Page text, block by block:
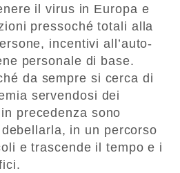
il virus in Europa e
pressoché totali alla
incentivi all’auto-
personale di base.
da sempre si cerca di
servendosi dei
precedenza sono
in un percorso
e trascende il tempo e i